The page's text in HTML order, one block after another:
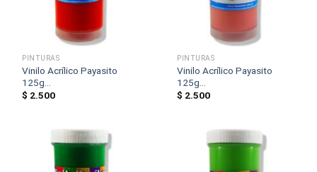
PINTURAS
Vinilo Acrílico Payasito
125g...
$ 2.500
PINTURAS
Vinilo Acrílico Payasito
125g...
$ 2.500